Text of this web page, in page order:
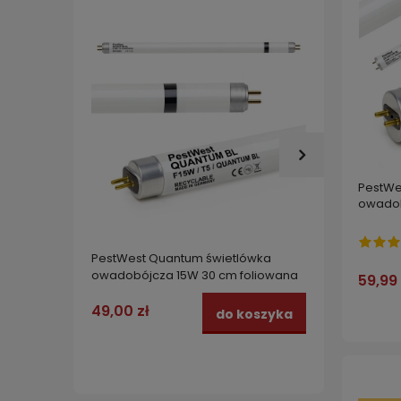
PestWest Quantum świetlówka
owadobójcza 15W 30 cm foliowana
49,00 zł do koszyka
59,99